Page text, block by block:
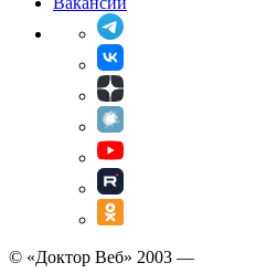
© «Доктор Веб» 2003 —